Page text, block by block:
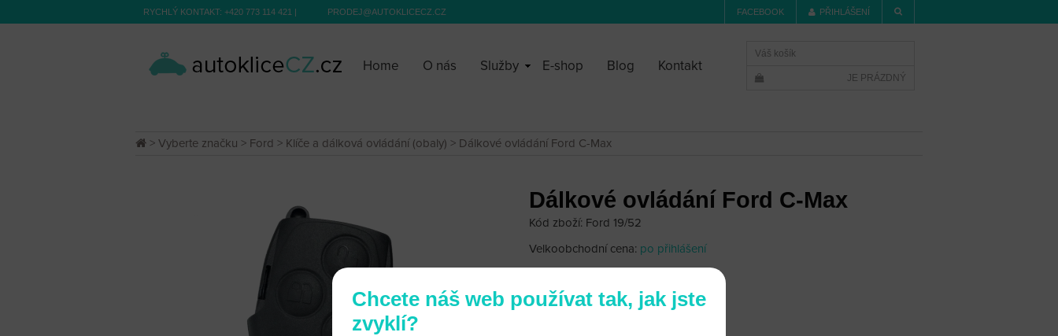
RYCHLÝ KONTAKT: +420 773 114 421 | PRODEJ@AUTOKLICECZ.CZ FACEBOOK PŘIHLÁŠENÍ
Home O nás Služby E-shop Blog Kontakt
Váš košík
JE PRÁZDNÝ
> Vyberte značku > Ford > Klíče a dálková ovládání (obaly) > Dálkové ovládání Ford C-Max
Dálkové ovládání Ford C-Max
Kód zboží: Ford 19/52
Velkoobchodní cena: po přihlášení
Chcete náš web používat tak, jak jste
zvyklí?